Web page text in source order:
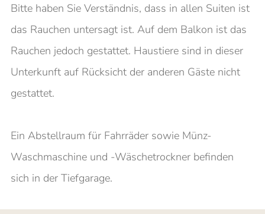
Bitte haben Sie Verständnis, dass in allen Suiten ist
das Rauchen untersagt ist. Auf dem Balkon ist das
Rauchen jedoch gestattet. Haustiere sind in dieser
Unterkunft auf Rücksicht der anderen Gäste nicht
gestattet.
Ein Abstellraum für Fahrräder sowie Münz-
Waschmaschine und -Wäschetrockner befinden
sich in der Tiefgarage.